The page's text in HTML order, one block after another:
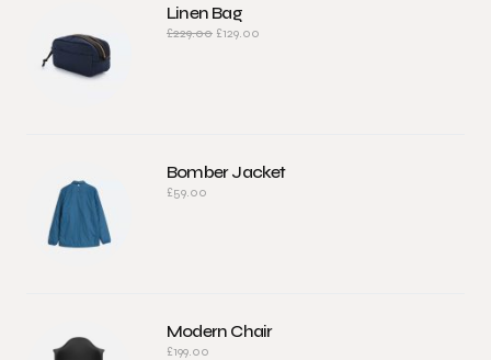
Linen Bag
£229.00 £129.00
Bomber Jacket
£59.00
Modern Chair
£199.00